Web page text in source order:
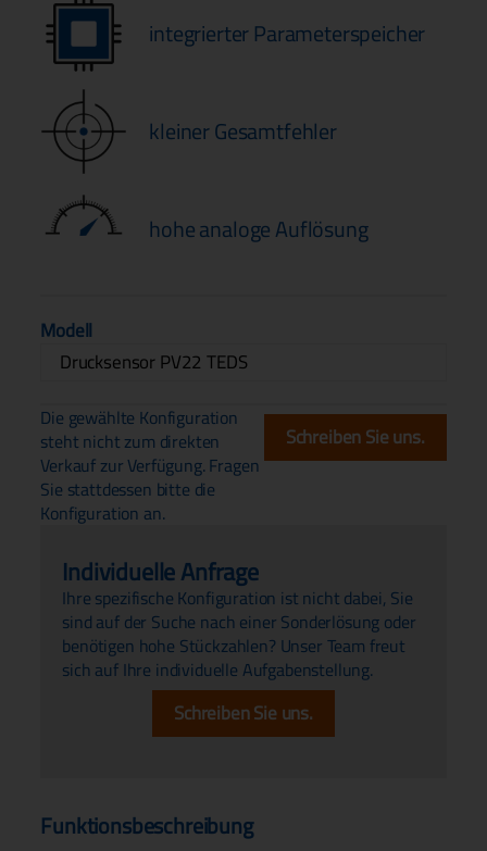
integrierter Parameterspeicher
kleiner Gesamtfehler
hohe analoge Auflösung
Modell
Drucksensor PV22 TEDS
Die gewählte Konfiguration
steht nicht zum direkten
Verkauf zur Verfügung. Fragen
Sie stattdessen bitte die
Konfiguration an.
Schreiben Sie uns.
Individuelle Anfrage
Ihre spezifische Konfiguration ist nicht dabei, Sie
sind auf der Suche nach einer Sonderlösung oder
benötigen hohe Stückzahlen? Unser Team freut
sich auf Ihre individuelle Aufgabenstellung.
Schreiben Sie uns.
Funktionsbeschreibung